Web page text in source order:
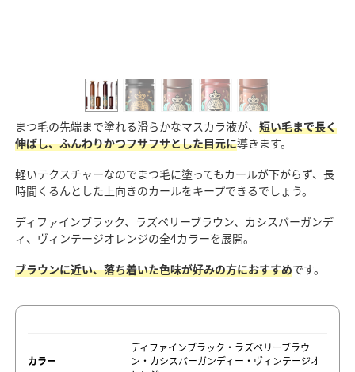
まつ毛の先端まで塗れる滑らかなマスカラ液が、 短い毛まで長く
伸ばし、ふんわりかつフサフサとした目元に導きます。
軽いテクスチャーなのでまつ毛に塗ってもカールが下がらず、長
時間くるんとした上向きのカールをキープできるでしょう。
ディファインブラック、ラズベリーブラウン、カシスバーガンデ
ィ、ヴィンテージオレンジの全4カラーを展開。
ブラウンに近い、落ち着いた色味が好みの方におすすめです。
カラー
ディファインブラック・ラズベリーブラウ
ン・カシスバーガンディー・ヴィンテージオ